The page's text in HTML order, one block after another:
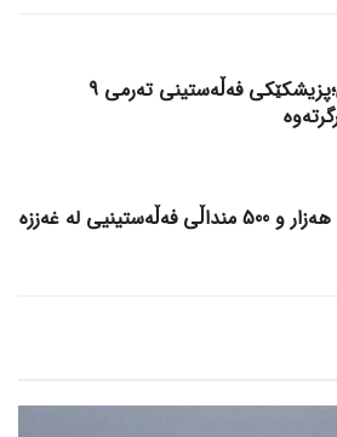
تاوانی زایۆنیستەکان؛پزیشکێکی فەڵەستینی تەرمی 9
ڕژێمی زایۆنیستی 14 هەزار و 500 منداڵی فەڵەستینیی لە غەززە